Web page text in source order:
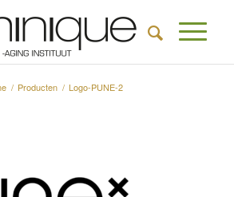
/ Producten / Logo-PUNE-2